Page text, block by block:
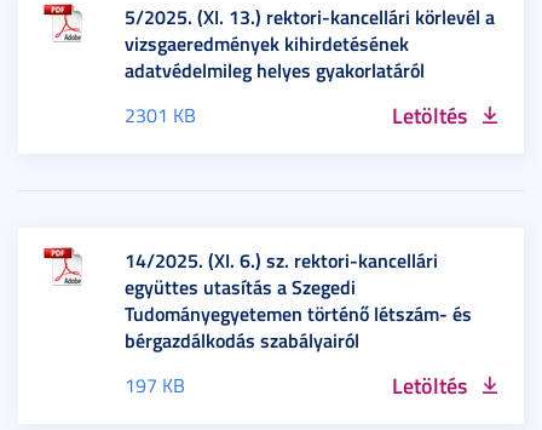
5/2025. (XI. 13.) rektori-kancellári körlevél a
vizsgaeredmények kihirdetésének
adatvédelmileg helyes gyakorlatáról
2301 KB Letöltés
14/2025. (XI. 6.) sz. rektori-kancellári
együttes utasítás a Szegedi
Tudományegyetemen történő létszám- és
bérgazdálkodás szabályairól
197 KB Letöltés